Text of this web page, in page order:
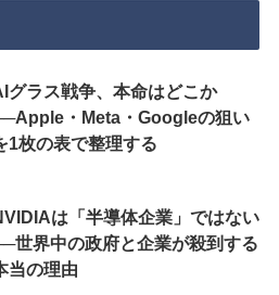
グラス戦争、本命はどこか
・Meta・Googleの狙い
1枚の表で整理する
は「半導体企業」ではない
世界中の政府と企業が殺到する
当の理由